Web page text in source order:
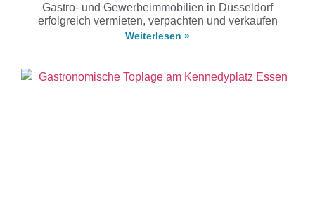
Gastro- und Gewerbeimmobilien in Düsseldorf
erfolgreich vermieten, verpachten und verkaufen
Weiterlesen »